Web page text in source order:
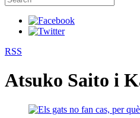
RSS
Atsuko Saito i